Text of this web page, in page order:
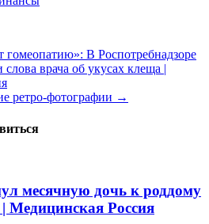
гомеопатию»: В Роспотребнадзоре
врача об укусах клеща |
ретро-фотографии →
месячную дочь к роддому
Медицинская Россия